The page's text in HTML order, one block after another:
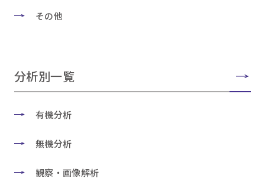
その他
分析別一覧
有機分析
無機分析
観察・画像解析